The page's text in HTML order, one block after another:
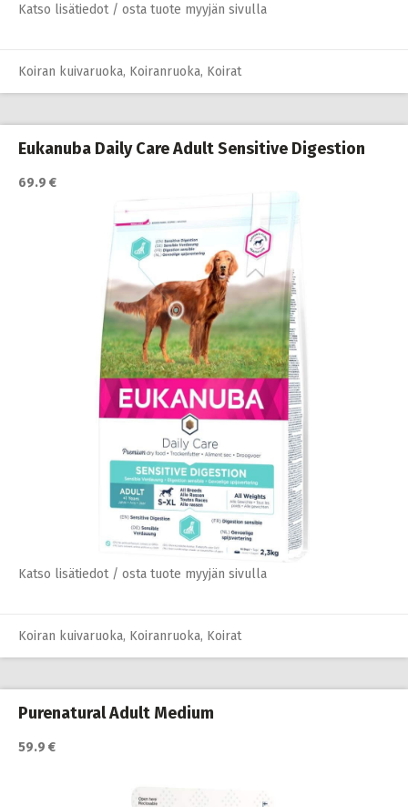
Katso lisätiedot / osta tuote myyjän sivulla
Koiran kuivaruoka, Koiranruoka, Koirat
Eukanuba Daily Care Adult Sensitive Digestion
69.9 €
Katso lisätiedot / osta tuote myyjän sivulla
Koiran kuivaruoka, Koiranruoka, Koirat
Purenatural Adult Medium
59.9 €